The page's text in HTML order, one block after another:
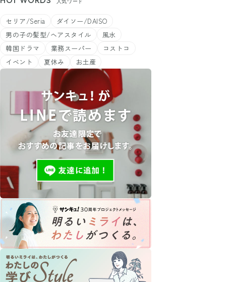
人気ワード
セリア/Seria
ダイソー/DAISO
男の子の髪型/ヘアスタイル
風水
韓国ドラマ
業務スーパー
コストコ
イベント
夏休み お土産